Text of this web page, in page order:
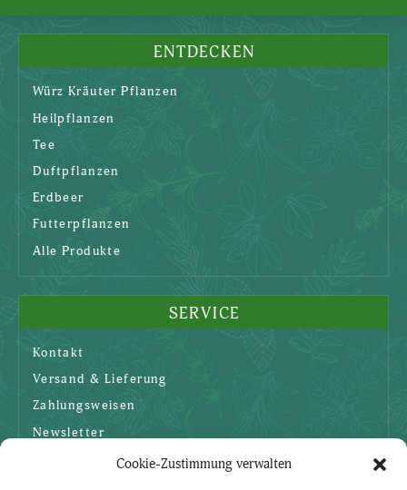
Cookie-Zustimmung verwalten
ENTDECKEN
Würz Kräuter Pflanzen
Heilpflanzen
Tee
Duftpflanzen
Erdbeer
Futterpflanzen
Alle Produkte
SERVICE
Kontakt
Versand & Lieferung
Zahlungsweisen
Newsletter